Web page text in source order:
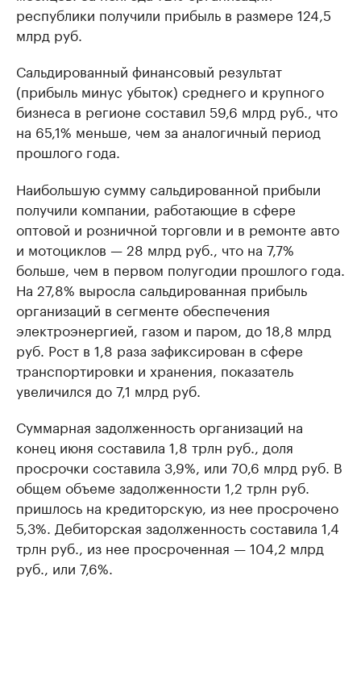
республики получили прибыль в размере 124,5
млрд руб.
Сальдированный финансовый результат
(прибыль минус убыток) среднего и крупного
бизнеса в регионе составил 59,6 млрд руб., что
на 65,1% меньше, чем за аналогичный период
прошлого года.
Наибольшую сумму сальдированной прибыли
получили компании, работающие в сфере
оптовой и розничной торговли и в ремонте авто
и мотоциклов — 28 млрд руб., что на 7,7%
больше, чем в первом полугодии прошлого года.
На 27,8% выросла сальдированная прибыль
организаций в сегменте обеспечения
электроэнергией, газом и паром, до 18,8 млрд
руб. Рост в 1,8 раза зафиксирован в сфере
транспортировки и хранения, показатель
увеличился до 7,1 млрд руб.
Суммарная задолженность организаций на
конец июня составила 1,8 трлн руб., доля
просрочки составила 3,9%, или 70,6 млрд руб. В
общем объеме задолженности 1,2 трлн руб.
пришлось на кредиторскую, из нее просрочено
5,3%. Дебиторская задолженность составила 1,4
трлн руб., из нее просроченная — 104,2 млрд
руб., или 7,6%.